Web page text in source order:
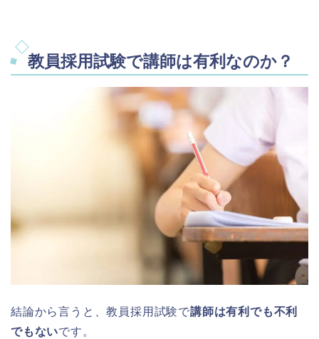
教員採用試験で講師は有利なのか？
結論から言うと、教員採用試験で講師は有利でも不利
でもないです。